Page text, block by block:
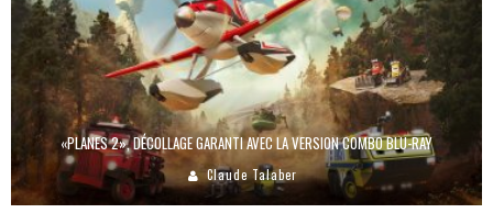
«PLANES 2», DÉCOLLAGE GARANTI AVEC LA VERSION COMBO BLU-RAY
Claude Talaber